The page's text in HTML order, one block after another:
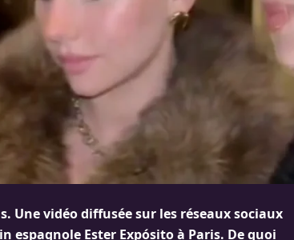
Une vidéo diffusée sur les réseaux sociaux
Ester Expósito à Paris. De quoi